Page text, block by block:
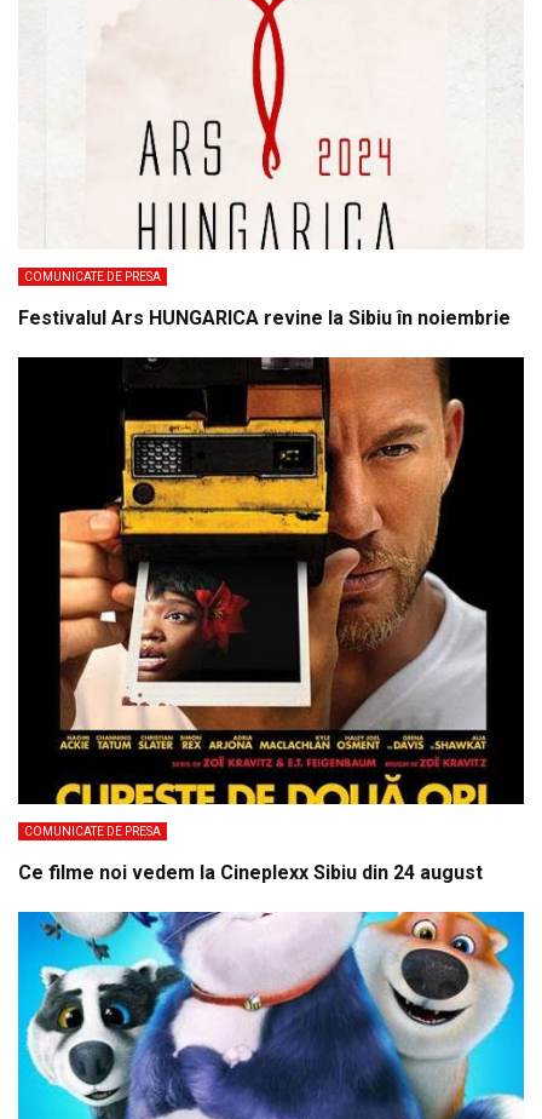
COMUNICATE DE PRESA
Festivalul Ars HUNGARICA revine la Sibiu în noiembrie
COMUNICATE DE PRESA
Ce filme noi vedem la Cineplexx Sibiu din 24 august